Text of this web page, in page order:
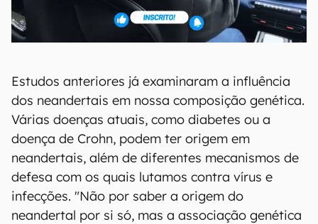
Estudos anteriores já examinaram a influência
dos neandertais em nossa composição genética.
Várias doenças atuais, como diabetes ou a
doença de Crohn, podem ter origem em
neandertais, além de diferentes mecanismos de
defesa com os quais lutamos contra vírus e
infecções. "Não por saber a origem do
neandertal por si só, mas a associação genética